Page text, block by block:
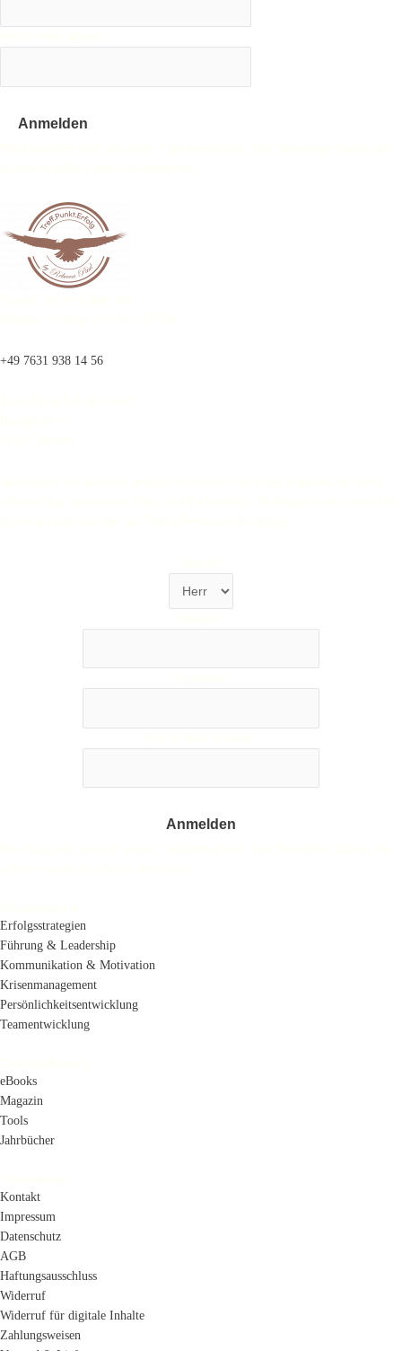
+49 7631 938 14 56
Erfolgsstrategien
Führung & Leadership
Kommunikation & Motivation
Krisenmanagement
Persönlichkeitsentwicklung
Teamentwicklung
eBooks
Magazin
Tools
Jahrbücher
Kontakt
Impressum
Datenschutz
AGB
Haftungsausschluss
Widerruf
Widerruf für digitale Inhalte
Zahlungsweisen